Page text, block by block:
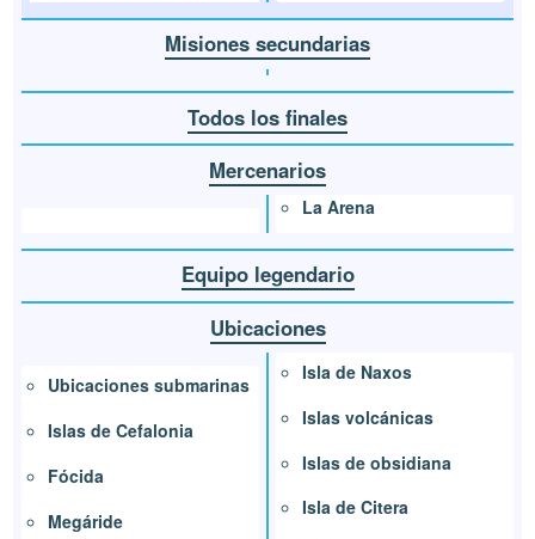
Misiones secundarias
Todos los finales
Mercenarios
La Arena
Equipo legendario
Ubicaciones
Ubicaciones submarinas
Islas de Cefalonia
Fócida
Megáride
Isla de Naxos
Islas volcánicas
Islas de obsidiana
Isla de Citera